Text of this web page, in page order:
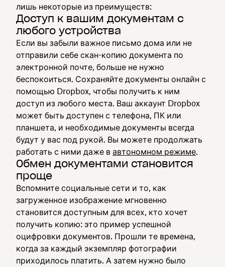
лишь некоторые из преимуществ:
Доступ к вашим документам с
любого устройства
Если вы забыли важное письмо дома или не
отправили себе скан-копию документа по
электронной почте, больше не нужно
беспокоиться. Сохраняйте документы онлайн с
помощью Dropbox, чтобы получить к ним
доступ из любого места. Ваш аккаунт Dropbox
может быть доступен с телефона, ПК или
планшета, и необходимые документы всегда
будут у вас под рукой. Вы можете продолжать
работать с ними даже в автономном режиме.
Обмен документами становится
проще
Вспомните социальные сети и то, как
загруженное изображение мгновенно
становится доступным для всех, кто хочет
получить копию: это пример успешной
оцифровки документов. Прошли те времена,
когда за каждый экземпляр фотографии
приходилось платить. А затем нужно было